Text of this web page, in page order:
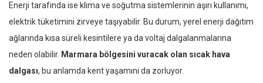
Enerji tarafında ise klima ve soğutma sistemlerinin aşırı kullanımı,
elektrik tüketimini zirveye taşıyabilir. Bu durum, yerel enerji dağıtım
ağlarında kısa süreli kesintilere ya da voltaj dalgalanmalarına
neden olabilir. Marmara bölgesini vuracak olan sıcak hava
dalgası, bu anlamda kent yaşamını da zorluyor.